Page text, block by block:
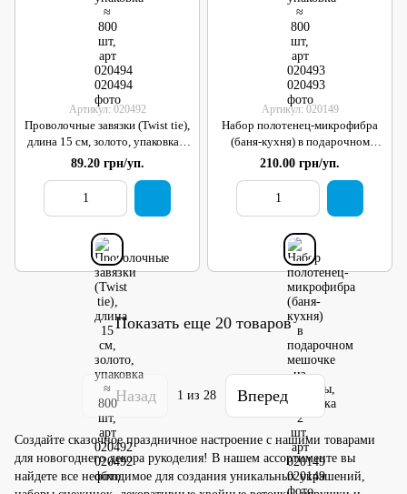
Артикул: 020492
Проволочные завязки (Twist tie),
длина 15 см, золото, упаковка ≈
800 шт, арт 020492
89.20 грн/уп.
Артикул: 020149
Набор полотенец-микрофибра
(баня-кухня) в подарочном
мешочке из органзы, упаковка 2
шт, арт 020149
210.00 грн/уп.
Показать еще 20 товаров
Назад 1 из 28 Вперед
Создайте сказочное праздничное настроение с нашими товарами
для новогоднего декора рукоделия! В нашем ассортименте вы
найдете все необходимое для создания уникальных украшений,